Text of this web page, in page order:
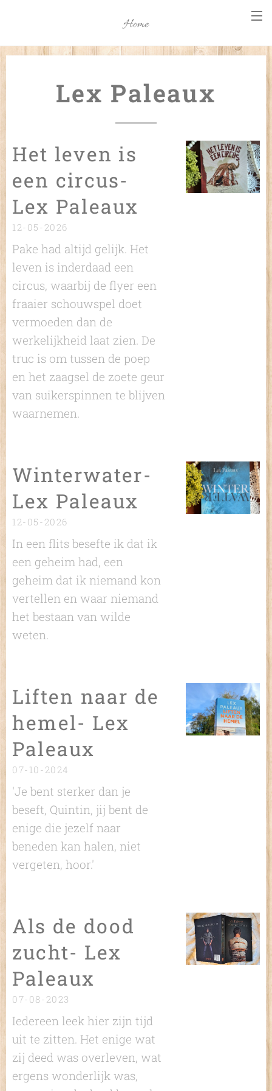
Home
Lex Paleaux
Het leven is
een circus-
Lex Paleaux
12-05-2026
Pake had altijd gelijk. Het
leven is inderdaad een
circus, waarbij de flyer een
fraaier schouwspel doet
vermoeden dan de
werkelijkheid laat zien. De
truc is om tussen de poep
en het zaagsel de zoete geur
van suikerspinnen te blijven
waarnemen.
Winterwater-
Lex Paleaux
12-05-2026
In een flits besefte ik dat ik
een geheim had, een
geheim dat ik niemand kon
vertellen en waar niemand
het bestaan van wilde
weten.
Liften naar de
hemel- Lex
Paleaux
07-10-2024
'Je bent sterker dan je
beseft, Quintin, jij bent de
enige die jezelf naar
beneden kan halen, niet
vergeten, hoor.'
Als de dood
zucht- Lex
Paleaux
07-08-2023
Iedereen leek hier zijn tijd
uit te zitten. Het enige wat
zij deed was overleven, wat
ergens wonderlijk was,